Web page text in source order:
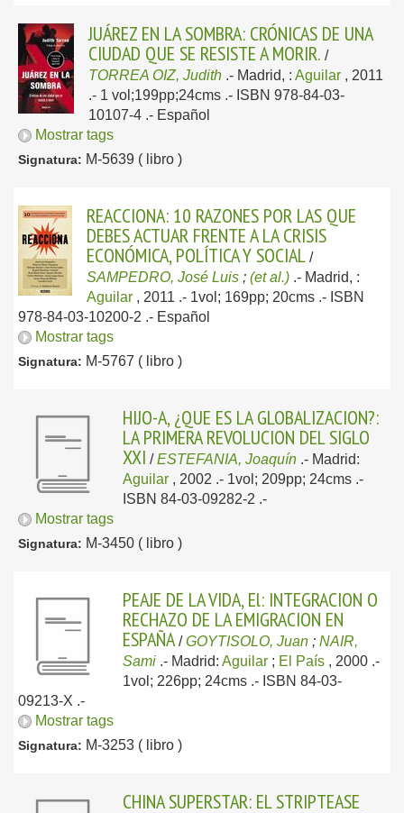
JUÁREZ EN LA SOMBRA: CRÓNICAS DE UNA
CIUDAD QUE SE RESISTE A MORIR. /
TORREA OIZ, Judith .- Madrid, : Aguilar , 2011
.- 1 vol;199pp;24cms .- ISBN 978-84-03-
10107-4 .- Español
Mostrar tags
Signatura: M-5639 ( libro )
REACCIONA: 10 RAZONES POR LAS QUE
DEBES ACTUAR FRENTE A LA CRISIS
ECONÓMICA, POLÍTICA Y SOCIAL /
SAMPEDRO, José Luis ; (et al.) .- Madrid, :
Aguilar , 2011 .- 1vol; 169pp; 20cms .- ISBN
978-84-03-10200-2 .- Español
Mostrar tags
Signatura: M-5767 ( libro )
HIJO-A, ¿QUE ES LA GLOBALIZACION?:
LA PRIMERA REVOLUCION DEL SIGLO
XXI /ESTEFANIA, Joaquín .- Madrid:
Aguilar , 2002 .- 1vol; 209pp; 24cms .-
ISBN 84-03-09282-2 .-
Mostrar tags
Signatura: M-3450 ( libro )
PEAJE DE LA VIDA, El: INTEGRACION O
RECHAZO DE LA EMIGRACION EN
ESPAÑA /GOYTISOLO, Juan ; NAIR,
Sami .- Madrid: Aguilar ; El País , 2000 .-
1vol; 226pp; 24cms .- ISBN 84-03-
09213-X .-
Mostrar tags
Signatura: M-3253 ( libro )
CHINA SUPERSTAR: EL STRIPTEASE